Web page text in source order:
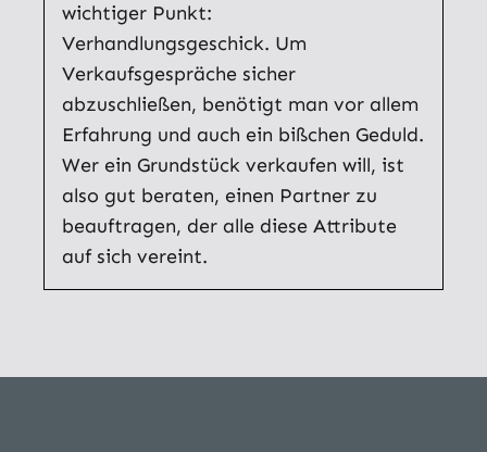
wichtiger Punkt:
Verhandlungsgeschick. Um
Verkaufsgespräche sicher
abzuschließen, benötigt man vor allem
Erfahrung und auch ein bißchen Geduld.
Wer ein Grundstück verkaufen will, ist
also gut beraten, einen Partner zu
beauftragen, der alle diese Attribute
auf sich vereint.